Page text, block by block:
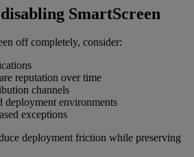
SmartScreen
off completely, consider:
reputation over time
channels
deployment environments
exceptions
deployment friction while preserving